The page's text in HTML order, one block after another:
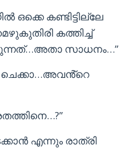
ഒക്കെ കണ്ടിട്ടില്ലേ
കത്തിച്ച്
സാധനം…”
ചെക്കാ…അവൻ്റെ
എന്നും രാത്രി